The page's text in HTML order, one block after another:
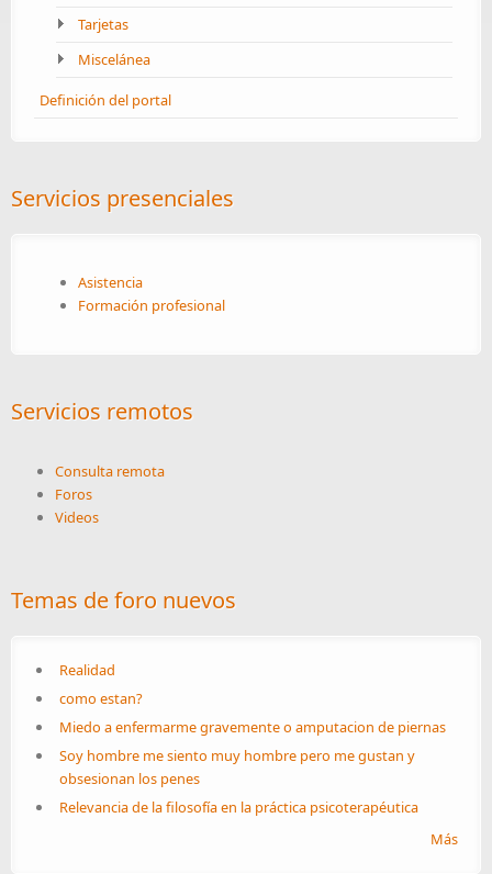
Tarjetas
Miscelánea
Definición del portal
Servicios presenciales
Asistencia
Formación profesional
Servicios remotos
Consulta remota
Foros
Videos
Temas de foro nuevos
Realidad
como estan?
Miedo a enfermarme gravemente o amputacion de piernas
Soy hombre me siento muy hombre pero me gustan y
obsesionan los penes
Relevancia de la filosofía en la práctica psicoterapéutica
Más